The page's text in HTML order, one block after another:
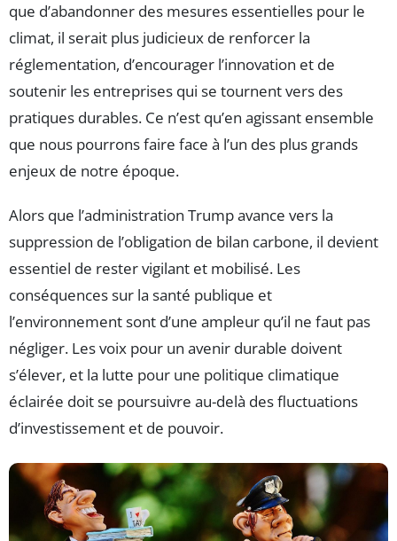
que d’abandonner des mesures essentielles pour le
climat, il serait plus judicieux de renforcer la
réglementation, d’encourager l’innovation et de
soutenir les entreprises qui se tournent vers des
pratiques durables. Ce n’est qu’en agissant ensemble
que nous pourrons faire face à l’un des plus grands
enjeux de notre époque.
Alors que l’administration Trump avance vers la
suppression de l’obligation de bilan carbone, il devient
essentiel de rester vigilant et mobilisé. Les
conséquences sur la santé publique et
l’environnement sont d’une ampleur qu’il ne faut pas
négliger. Les voix pour un avenir durable doivent
s’élever, et la lutte pour une politique climatique
éclairée doit se poursuivre au-delà des fluctuations
d’investissement et de pouvoir.